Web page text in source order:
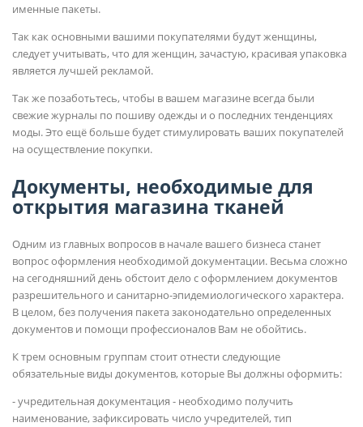
именные пакеты.
Так как основными вашими покупателями будут женщины,
следует учитывать, что для женщин, зачастую, красивая упаковка
является лучшей рекламой.
Так же позаботьтесь, чтобы в вашем магазине всегда были
свежие журналы по пошиву одежды и о последних тенденциях
моды. Это ещё больше будет стимулировать ваших покупателей
на осуществление покупки.
Документы, необходимые для
открытия магазина тканей
Одним из главных вопросов в начале вашего бизнеса станет
вопрос оформления необходимой документации. Весьма сложно
на сегодняшний день обстоит дело с оформлением документов
разрешительного и санитарно-эпидемиологического характера.
В целом, без получения пакета законодательно определенных
документов и помощи профессионалов Вам не обойтись.
К трем основным группам стоит отнести следующие
обязательные виды документов, которые Вы должны оформить:
- учредительная документация - необходимо получить
наименование, зафиксировать число учредителей, тип